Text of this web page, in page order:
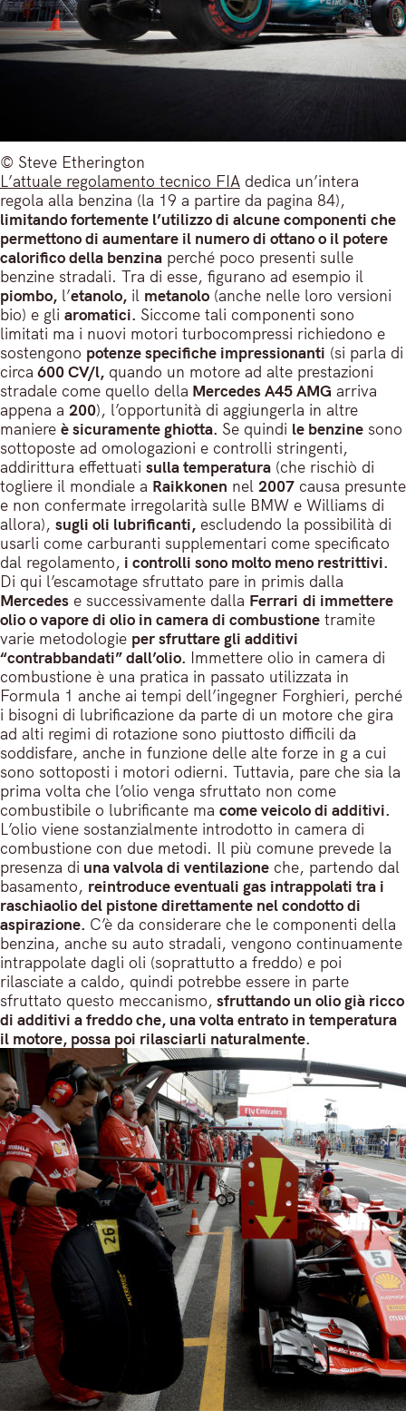
© Steve Etherington
L’attuale regolamento tecnico FIA dedica un’intera
regola alla benzina (la 19 a partire da pagina 84),
limitando fortemente l’utilizzo di alcune componenti che
permettono di aumentare il numero di ottano o il potere
calorifico della benzina perché poco presenti sulle
benzine stradali. Tra di esse, figurano ad esempio il
piombo, l’etanolo, il metanolo (anche nelle loro versioni
bio) e gli aromatici. Siccome tali componenti sono
limitati ma i nuovi motori turbocompressi richiedono e
sostengono potenze specifiche impressionanti (si parla di
circa 600 CV/l, quando un motore ad alte prestazioni
stradale come quello della Mercedes A45 AMG arriva
appena a 200), l’opportunità di aggiungerla in altre
maniere è sicuramente ghiotta. Se quindi le benzine sono
sottoposte ad omologazioni e controlli stringenti,
addirittura effettuati sulla temperatura (che rischiò di
togliere il mondiale a Raikkonen nel 2007 causa presunte
e non confermate irregolarità sulle BMW e Williams di
allora), sugli oli lubrificanti, escludendo la possibilità di
usarli come carburanti supplementari come specificato
dal regolamento, i controlli sono molto meno restrittivi.
Di qui l’escamotage sfruttato pare in primis dalla
Mercedes e successivamente dalla Ferrari di immettere
olio o vapore di olio in camera di combustione tramite
varie metodologie per sfruttare gli additivi
“contrabbandati” dall’olio. Immettere olio in camera di
combustione è una pratica in passato utilizzata in
Formula 1 anche ai tempi dell’ingegner Forghieri, perché
i bisogni di lubrificazione da parte di un motore che gira
ad alti regimi di rotazione sono piuttosto difficili da
soddisfare, anche in funzione delle alte forze in g a cui
sono sottoposti i motori odierni. Tuttavia, pare che sia la
prima volta che l’olio venga sfruttato non come
combustibile o lubrificante ma come veicolo di additivi.
L’olio viene sostanzialmente introdotto in camera di
combustione con due metodi. Il più comune prevede la
presenza di una valvola di ventilazione che, partendo dal
basamento, reintroduce eventuali gas intrappolati tra i
raschiaolio del pistone direttamente nel condotto di
aspirazione. C’è da considerare che le componenti della
benzina, anche su auto stradali, vengono continuamente
intrappolate dagli oli (soprattutto a freddo) e poi
rilasciate a caldo, quindi potrebbe essere in parte
sfruttato questo meccanismo, sfruttando un olio già ricco
di additivi a freddo che, una volta entrato in temperatura
il motore, possa poi rilasciarli naturalmente.